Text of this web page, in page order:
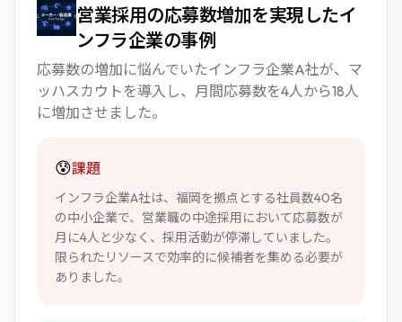
営業採用の応募数増加を実現したイ
ンフラ企業の事例
応募数の増加に悩んでいたインフラ企業A社が、マ
ッハスカウトを導入し、月間応募数を4人から18人
に増加させました。
😰課題
インフラ企業A社は、福岡を拠点とする社員数40名
の中小企業で、営業職の中途採用において応募数が
月に4人と少なく、採用活動が停滞していました。
限られたリソースで効率的に候補者を集める必要が
ありました。